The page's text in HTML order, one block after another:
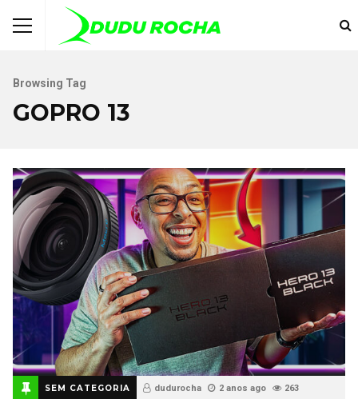
Browsing Tag
GOPRO 13
SEM CATEGORIA dudurocha 2 anos ago 263